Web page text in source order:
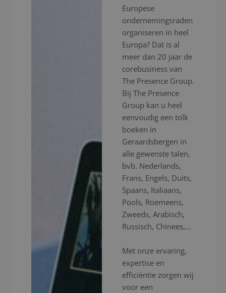
Europese
ondernemingsraden
organiseren in heel
Europa? Dat is al
meer dan 20 jaar de
corebusiness van
The Presence Group.
Bij The Presence
Group kan u heel
eenvoudig een tolk
boeken in
Geraardsbergen in
alle gewenste talen,
bvb. Nederlands,
Frans, Engels, Duits,
Spaans, Italiaans,
Pools, Roemeens,
Zweeds, Arabisch,
Russisch, Chinees,...
Met onze ervaring,
expertise en
efficiëntie zorgen wij
voor een